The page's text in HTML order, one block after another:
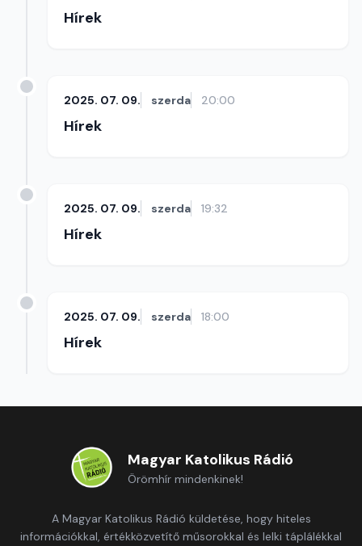
Hírek
2025. 07. 09. szerda 20:00
Hírek
2025. 07. 09. szerda 19:32
Hírek
2025. 07. 09. szerda 18:00
Hírek
Magyar Katolikus Rádió
Örömhír mindenkinek!
A Magyar Katolikus Rádió küldetése, hogy hiteles
információkkal, értékközvetítő műsorokkal és lelki táplálékkal